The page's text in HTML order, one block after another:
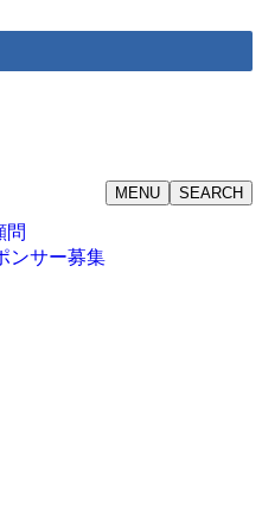
問
ンサー募集
SEARCH
MENU